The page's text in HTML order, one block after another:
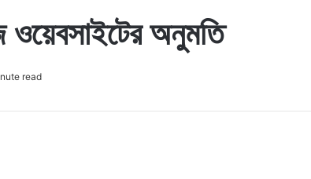
ওয়েবসাইটের অনুমতি
read